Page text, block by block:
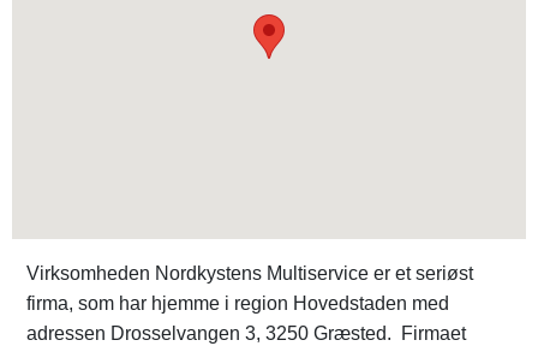
Virksomheden Nordkystens Multiservice er et seriøst
firma, som har hjemme i region Hovedstaden med
adressen Drosselvangen 3, 3250 Græsted. Firmaet